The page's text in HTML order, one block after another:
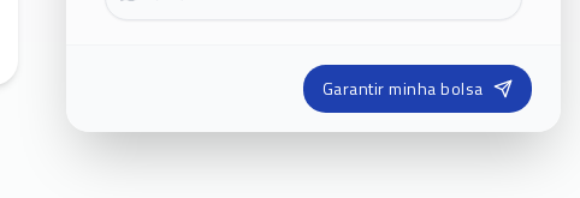
Garantir minha bolsa